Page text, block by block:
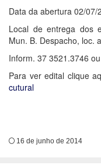
Data da abertura 02/07/
Local de entrega dos
Mun. B. Despacho, loc.
Inform. 37 3521.3746 ou
Para ver edital clique
cutural
16 de junho de 2014